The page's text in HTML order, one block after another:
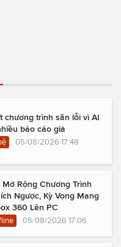
chương trình săn lỗi vì AI
báo cáo giả
05/08/2026 17:48
Rộng Chương Trình
Ngược, Kỳ Vọng Mang
360 Lên PC
05/08/2026 17:06